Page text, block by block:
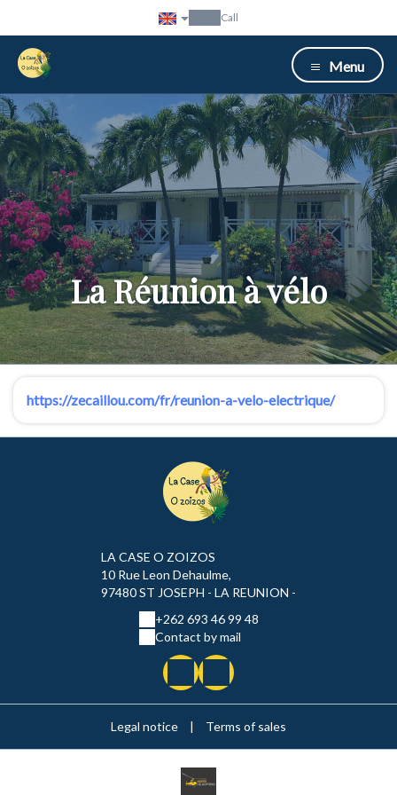
Call
Menu
La Réunion à vélo
https://zecaillou.com/fr/reunion-a-velo-electrique/
LA CASE O ZOIZOS
10 Rue Leon Dehaulme,
97480 ST JOSEPH - LA REUNION -
+262 693 46 99 48
Contact by mail
Legal notice | Terms of sales